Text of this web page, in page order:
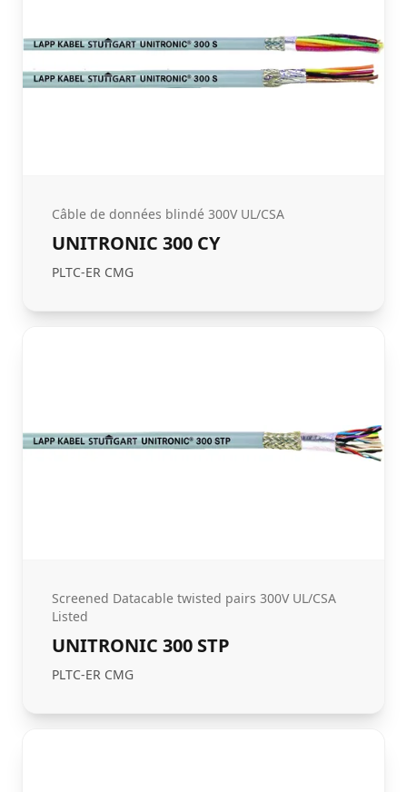
Câble de données blindé 300V UL/CSA
UNITRONIC 300 CY
PLTC-ER CMG
Screened Datacable twisted pairs 300V UL/CSA
Listed
UNITRONIC 300 STP
PLTC-ER CMG